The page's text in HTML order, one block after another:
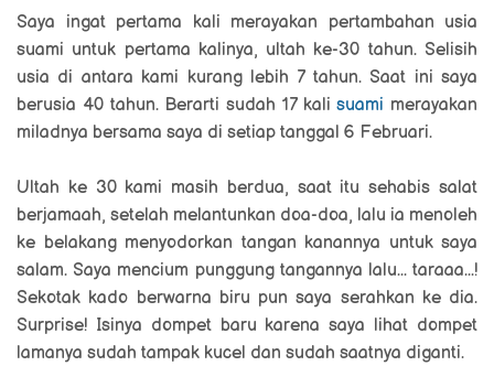
Saya ingat pertama kali merayakan pertambahan usia
suami untuk pertama kalinya, ultah ke-30 tahun. Selisih
usia di antara kami kurang lebih 7 tahun. Saat ini saya
berusia 40 tahun. Berarti sudah 17 kalisuami merayakan
miladnya bersama saya di setiap tanggal 6 Februari.
Ultah ke 30 kami masih berdua, saat itu sehabis salat
berjamaah, setelah melantunkan doa-doa, lalu ia menoleh
ke belakang menyodorkan tangan kanannya untuk saya
salam. Saya mencium punggung tangannya lalu... taraaa...!
Sekotak kado berwarna biru pun saya serahkan ke dia.
Surprise! Isinya dompet baru karena saya lihat dompet
lamanya sudah tampak kucel dan sudah saatnya diganti.